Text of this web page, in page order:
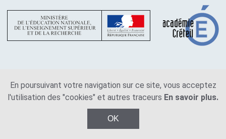
En poursuivant votre navigation sur ce site, vous acceptez
l'utilisation des "cookies" et autres traceurs En savoir plus.
OK
© Copyright Lycée Van Dongen 2026